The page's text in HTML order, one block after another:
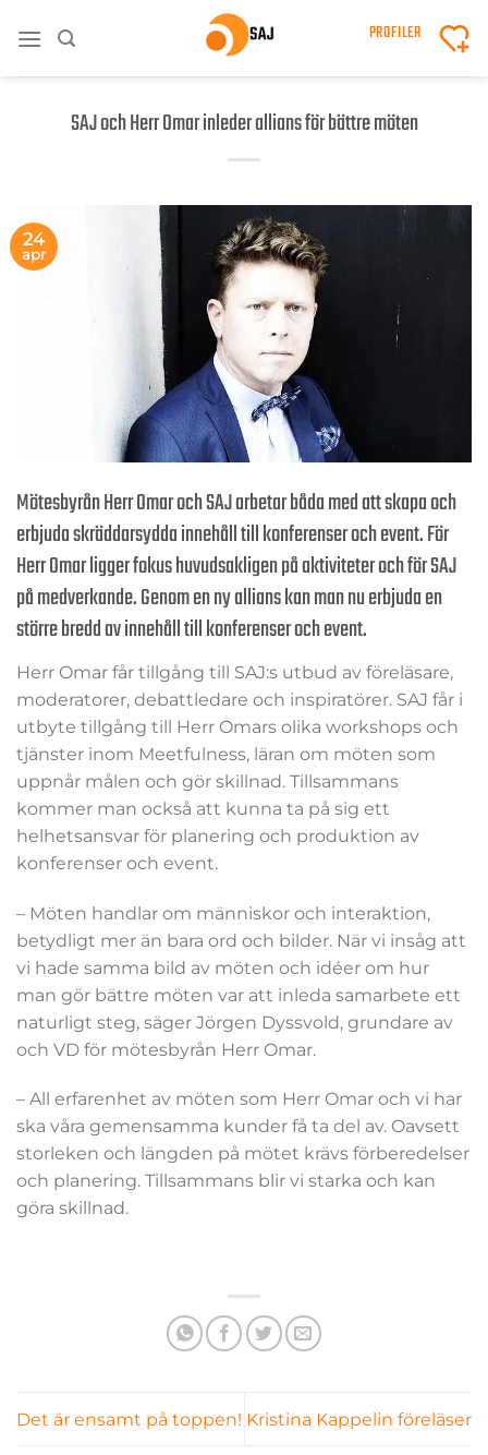
PROFILER
SAJ och Herr Omar inleder allians för bättre möten
24
apr
Mötesbyrån Herr Omar och SAJ arbetar båda med att skapa och
erbjuda skräddarsydda innehåll till konferenser och event. För
Herr Omar ligger fokus huvudsakligen på aktiviteter och för SAJ
på medverkande. Genom en ny allians kan man nu erbjuda en
större bredd av innehåll till konferenser och event.
Herr Omar får tillgång till SAJ:s utbud av föreläsare,
moderatorer, debattledare och inspiratörer. SAJ får i
utbyte tillgång till Herr Omars olika workshops och
tjänster inom Meetfulness, läran om möten som
uppnår målen och gör skillnad. Tillsammans
kommer man också att kunna ta på sig ett
helhetsansvar för planering och produktion av
konferenser och event.
– Möten handlar om människor och interaktion,
betydligt mer än bara ord och bilder. När vi insåg att
vi hade samma bild av möten och idéer om hur
man gör bättre möten var att inleda samarbete ett
naturligt steg, säger Jörgen Dyssvold, grundare av
och VD för mötesbyrån Herr Omar.
– All erfarenhet av möten som Herr Omar och vi har
ska våra gemensamma kunder få ta del av. Oavsett
storleken och längden på mötet krävs förberedelser
och planering. Tillsammans blir vi starka och kan
göra skillnad.
Det är ensamt på toppen! Kristina Kappelin föreläser